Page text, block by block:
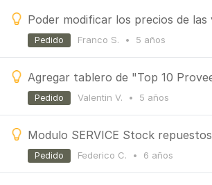
Franco S. • 5 años
Pedido
Valentin V. • 5 años
Pedido
Modulo SERVICE Stock repuestos
Federico C. • 6 años
Pedido